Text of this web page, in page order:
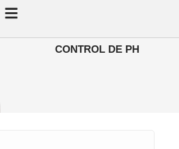
CONTROL DE PH